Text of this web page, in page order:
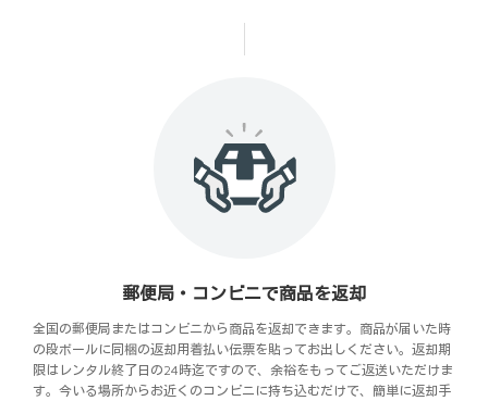
郵便局・コンビニで商品を返却
全国の郵便局またはコンビニから商品を返却できます。商品が届いた時
の段ボールに同梱の返却用着払い伝票を貼ってお出しください。返却期
限はレンタル終了日の24時迄ですので、余裕をもってご返送いただけま
す。今いる場所からお近くのコンビニに持ち込むだけで、簡単に返却手